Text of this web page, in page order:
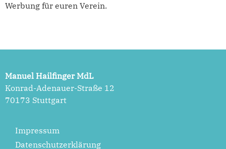
Werbung für euren Verein.
Manuel Hailfinger MdL
Konrad-Adenauer-Straße 12
70173 Stuttgart
Impressum
Datenschutzerklärung